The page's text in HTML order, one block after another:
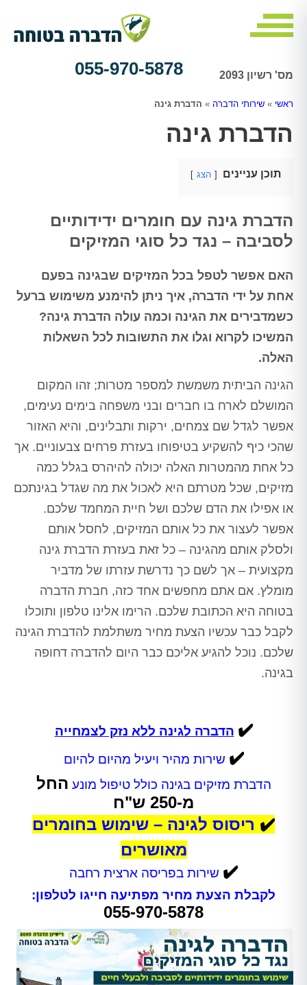
מס' רשיון 2093 055-970-5878
ראשי » שירותי הדברה » הדברת גינה
הדברת גינה
תוכן עניינים הצג
הדברת גינה עם חומרים ידידותיים
לסביבה – נגד כל סוגי המזיקים
האם אפשר לטפל בכל המזיקים שבגינה בפעם
אחת על ידי הדברה, איך ניתן להימנע משימוש ברעל
כשמדבירים את הגינה וכמה עולה הדברת גינה?
המשיכו לקרוא וגלו את התשובות לכל השאלות
האלה.
הגינה הביתית משמשת למספר מטרות; זהו המקום
המושלם לארח בו חברים ובני משפחה בימים נעימים,
אפשר לגדל שם צמחים, ירקות ותבלינים, והיא האזור
שהכי כיף להשקיע בטיפוחו בעזרת פרחים צבעוניים. אך
כל אחת מהמטרות האלה יכולה להיהרס בגלל כמה
מזיקים, שכל מטרתם היא לאכול את מה שגדל בגינתכם
או אפילו את הדם שלכם ושל חיית המחמד שלכם.
אפשר לעצור את כל אותם המזיקים, לחסל אותם
ולסלק אותם מהגינה – כל זאת בעזרת הדברת גינה
מקצועית – אך לשם כך נדרשת עזרתו של מדביר
מומלץ. אם אתם מחפשים אחד כזה, חברת הדברה
בטוחה היא הכתובת שלכם. הרימו אלינו טלפון ותוכלו
לקבל כבר עכשיו הצעת מחיר משתלמת להדברת הגינה
שלכם. נוכל להגיע אליכם כבר היום להדברה דחופה
בגינה.
✔️ הדברה לגינה ללא נזק לצמחייה
✔️ שירות מהיר ויעיל מהיום להיום
הדברת מזיקים בגינה כולל טיפול מונע החל
מ-250 ש"ח
✔️ ריסוס לגינה – שימוש בחומרים
מאושרים
✔️ שירות בפריסה ארצית רחבה
לקבלת הצעת מחיר מפתיעה חייגו לטלפון:
055-970-5878